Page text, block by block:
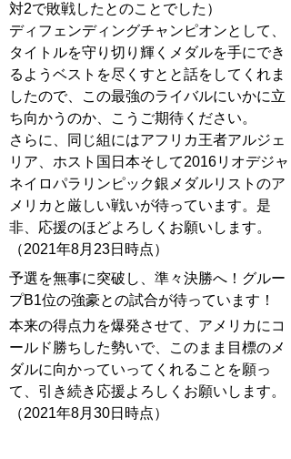
対2で敗戦したとのことでした）
ディフェンディングチャンピオンとして、
タイトルを守り切り輝くメダルを手にでき
るようベストを尽くすとと話をしてくれま
したので、この最強のライバルにいかに立
ち向かうのか、こうご期待ください。
さらに、同じ組にはアフリカ王者アルジェ
リア、ホスト国日本そして2016リオデジャ
ネイロパラリンピック銀メダルリストのア
メリカと厳しい戦いが待っています。是
非、応援のほどよろしくお願いします。
（2021年8月23日時点）
予選を無事に突破し、準々決勝へ！グルー
プB1位の強豪との試合が待っています！
本来の得点力を爆発させて、アメリカにコ
ールド勝ちした勢いで、このまま目標のメ
ダルに向かっていってくれることを願っ
て、引き続き応援よろしくお願いします。
（2021年8月30日時点）